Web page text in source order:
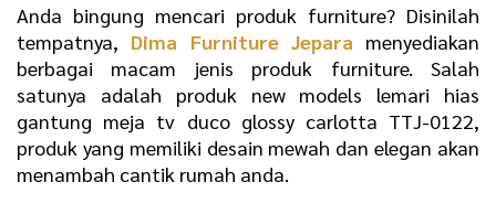
Anda bingung mencari produk furniture? Disinilah
tempatnya, Dima Furniture Jepara menyediakan
berbagai macam jenis produk furniture. Salah
satunya adalah produk new models lemari hias
gantung meja tv duco glossy carlotta TTJ-0122,
produk yang memiliki desain mewah dan elegan akan
menambah cantik rumah anda.